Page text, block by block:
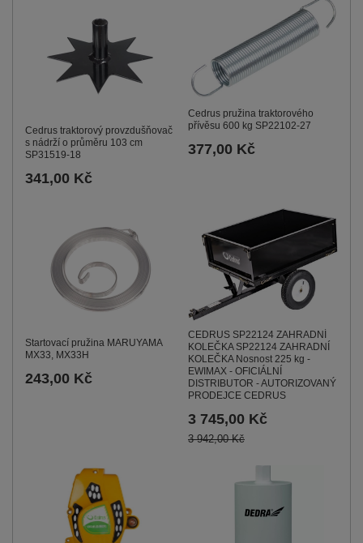
Cedrus traktorový provzdušňovač
s nádrží o průměru 103 cm
SP31519-18
341,00 Kč
Cedrus pružina traktorového
přívěsu 600 kg SP22102-27
377,00 Kč
Startovací pružina MARUYAMA
MX33, MX33H
243,00 Kč
CEDRUS SP22124 ZAHRADNÍ
KOLEČKA SP22124 ZAHRADNÍ
KOLEČKA Nosnost 225 kg -
EWIMAX - OFICIÁLNÍ
DISTRIBUTOR - AUTORIZOVANÝ
PRODEJCE CEDRUS
3 745,00 Kč
3 942,00 Kč